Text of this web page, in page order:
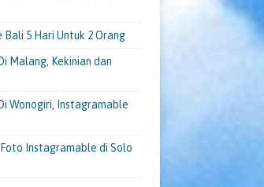
Bali 5 Hari Untuk 2 Orang
Malang, Kekinian dan
Wonogiri, Instagramable
Instagramable di Solo